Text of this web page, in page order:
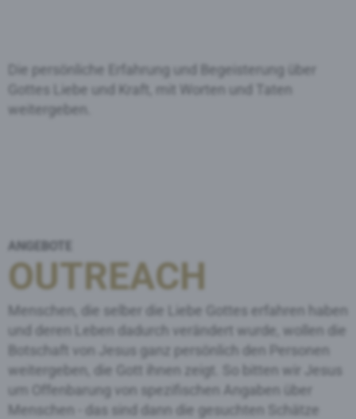
Die persönliche Erfahrung und Begeisterung über
Gottes Liebe und Kraft, mit Worten und Taten
weitergeben.
ANGEBOTE
OUTREACH
Menschen, die selber die Liebe Gottes erfahren haben
und deren Leben dadurch verändert wurde, wollen die
Botschaft von Jesus ganz persönlich den Personen
weitergeben, die Gott ihnen zeigt. So bitten wir Jesus
um Offenbarung von spezifischen Angaben über
Menschen - das sind dann die gesuchten Schätze